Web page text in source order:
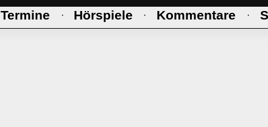
Termine · Hörspiele · Kommentare ·